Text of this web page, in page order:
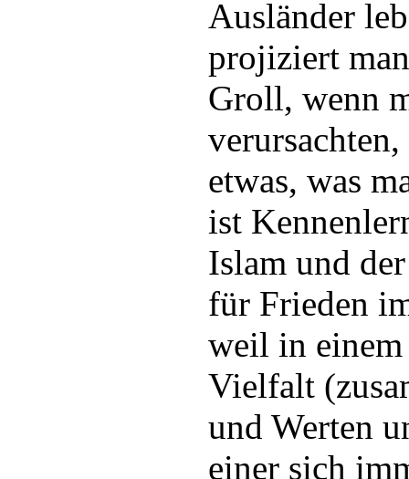
Ausländer
projiziert
Groll, wenn
etwas, was
ist
Islam und
für Frieden
weil in
Vielfalt
und Werten
einer sich